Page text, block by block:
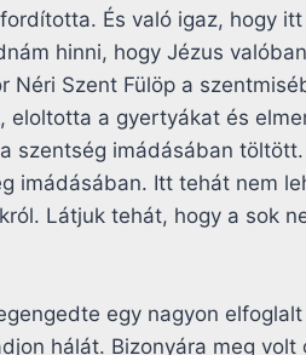
És való igaz, hogy
hinni, hogy Jézus
Néri Szent Fülöp a
a gyertyákat és
szentség imádásában
imádásában. Itt tehát nem
Látjuk tehát, hogy a sok
egy nagyon
hálát. Bizonyára meg volt